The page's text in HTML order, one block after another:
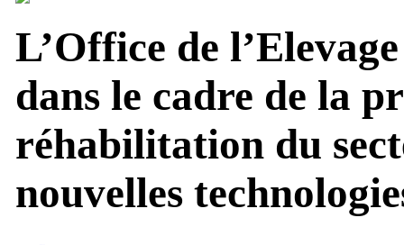
L’Office de
dans le cadre de la
réhabilitation du
nouvelles